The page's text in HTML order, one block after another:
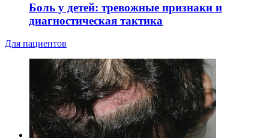
Боль у детей: тревожные признаки и
диагностическая тактика
Для пациентов